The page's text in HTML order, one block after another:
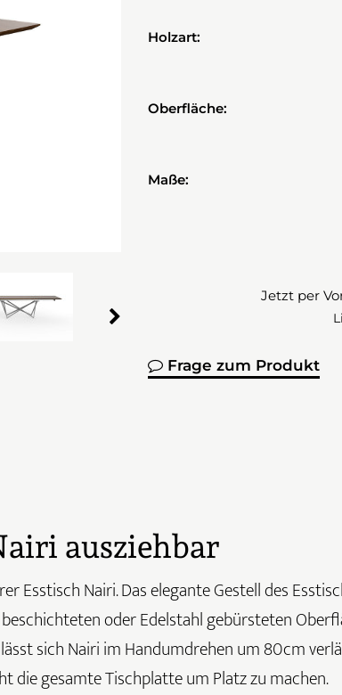
Holzart:
Oberfläche:
Maße:
Jetzt per
Frage zum Produkt
ausziehbar
Esstisch Nairi. Das elegante Gestell des
oder Edelstahl gebürsteten
sich Nairi im Handumdrehen um 80cm
die gesamte Tischplatte um Platz zu machen.